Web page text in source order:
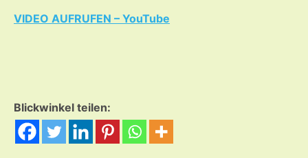
VIDEO AUFRUFEN – YouTube
Blickwinkel teilen: